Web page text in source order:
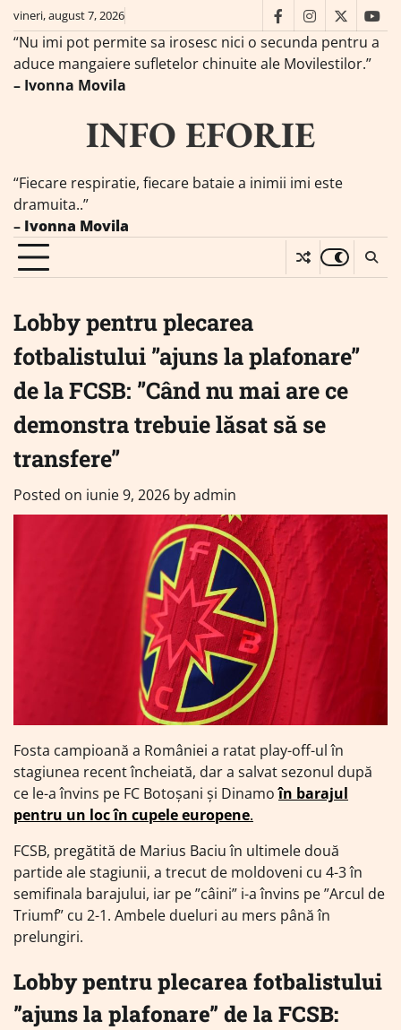
Skip
content
vineri, august 7, 2026 facebookinstagram
twitter
“Nu imi pot permite sa irosesc nici o secunda pentru a
aduce mangaiere sufletelor chinuite ale Movilestilor.”
– Ivonna Movila
INFO EFORIE
“Fiecare respiratie, fiecare bataie a inimii imi este
dramuita..”
– Ivonna Movila
Lobby pentru plecarea
fotbalistului ”ajuns la plafonare”
de la FCSB: ”Când nu mai are ce
demonstra trebuie lăsat să se
transfere”
Posted on iunie 9, 2026 byadmin
Fosta campioană a României a ratat play-off-ul în
stagiunea recent încheiată, dar a salvat sezonul după
ce le-a învins pe FC Botoșani și Dinamoîn barajul
pentru un loc în cupele europene.
FCSB, pregătită de Marius Baciu în ultimele două
partide ale stagiunii, a trecut de moldoveni cu 4-3 în
semifinala barajului, iar pe ”câini” i-a învins pe ”Arcul de
Triumf” cu 2-1. Ambele dueluri au mers până în
prelungiri.
Lobby pentru plecarea fotbalistului
”ajuns la plafonare” de la FCSB: